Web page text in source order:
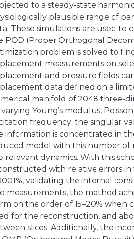
to a steady-state
plausible range of
These simulations are used to
POD (Proper Orthogonal
problem is solved to
measurements on
and pressure fields
data defined on a
manifold of 2048 three-
Young’s modulus,
frequency; the singular
information is concentrated in
model with this number of
relevant dynamics. With this
with relative errors
validating the internal
measurements, the method
on the order of 15–20% when
for the reconstruction, and
slices. Additionally, the